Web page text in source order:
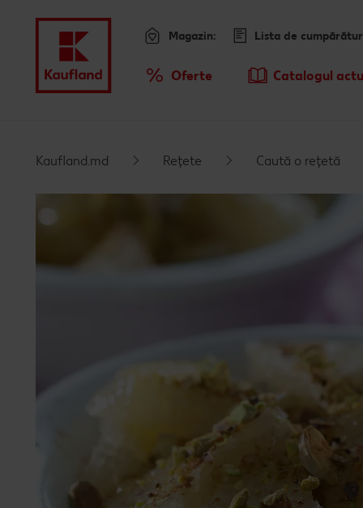
Meniu Oferte Catalogul
Magazin: Lista de
Kaufland.md Rețete Caută o rețetă